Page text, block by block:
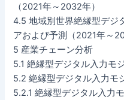
（2021年～2032年）
4.5 地域別世界絶縁型デジ
アおよび予測（2021年～
5 産業チェーン分析
5.1 絶縁型デジタル入力モ
5.2 絶縁型デジタル入力モ
5.2.1 絶縁型デジタル入力